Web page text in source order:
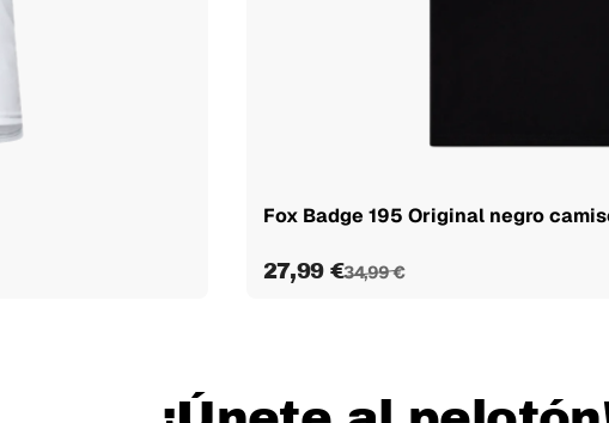
Fox Badge 195 Original negro
27,99 €34,99 €